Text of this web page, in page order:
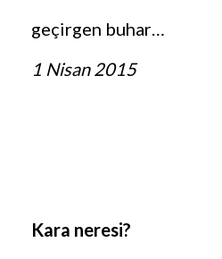
geçirgen buhar…
1 Nisan 2015
Kara neresi?